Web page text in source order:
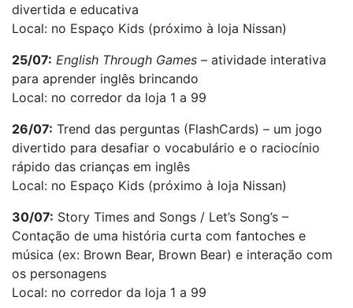
divertida e educativa
Local: no Espaço Kids (próximo à loja Nissan)
25/07: English Through Games – atividade interativa
para aprender inglês brincando
Local: no corredor da loja 1 a 99
26/07: Trend das perguntas (FlashCards) – um jogo
divertido para desafiar o vocabulário e o raciocínio
rápido das crianças em inglês
Local: no Espaço Kids (próximo à loja Nissan)
30/07: Story Times and Songs / Let’s Song’s –
Contação de uma história curta com fantoches e
música (ex: Brown Bear, Brown Bear) e interação com
os personagens
Local: no corredor da loja 1 a 99